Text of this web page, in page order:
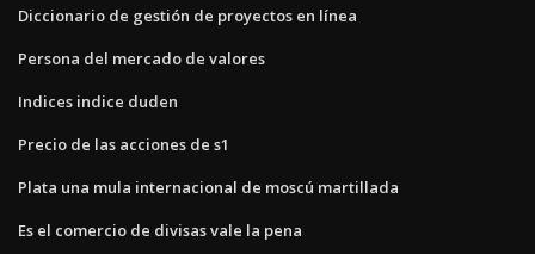
Diccionario de gestión de proyectos en línea
Persona del mercado de valores
Indices indice duden
Precio de las acciones de s1
Plata una mula internacional de moscú martillada
Es el comercio de divisas vale la pena